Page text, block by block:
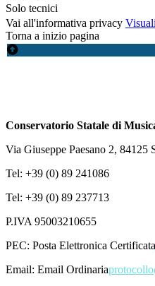
Solo tecnici
Vai all'informativa privacy
Torna a inizio pagina
Conservatorio Statale di
Via Giuseppe Paesano 2, 84125
Tel: +39 (0) 89 241086
Tel: +39 (0) 89 237713
P.IVA 95003210655
PEC: Posta Elettronica Certificata
Email: Email Ordinaria